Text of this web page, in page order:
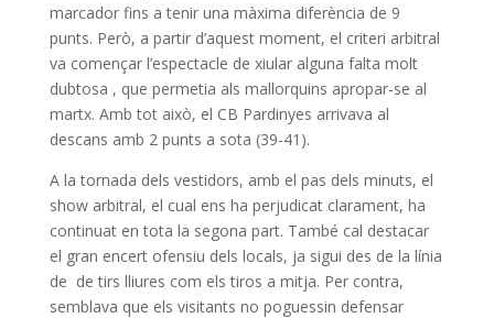
marcador fins a tenir una màxima diferència de 9
punts. Però, a partir d’aquest moment, el criteri arbitral
va començar l’espectacle de xiular alguna falta molt
dubtosa , que permetia als mallorquins apropar-se al
martx. Amb tot això, el CB Pardinyes arrivava al
descans amb 2 punts a sota (39-41).
A la tornada dels vestidors, amb el pas dels minuts, el
show arbitral, el cual ens ha perjudicat clarament, ha
continuat en tota la segona part. També cal destacar
el gran encert ofensiu dels locals, ja sigui des de la línia
de de tirs lliures com els tiros a mitja. Per contra,
semblava que els visitants no poguessin defensar